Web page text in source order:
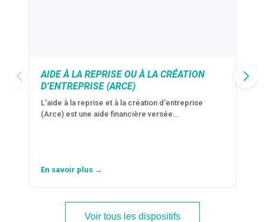
AIDE À LA REPRISE OU À LA CRÉATION
D’ENTREPRISE (ARCE)
L'aide à la reprise et à la création d'entreprise
(Arce) est une aide financière versée…
En savoir plus →
Voir tous les dispositifs